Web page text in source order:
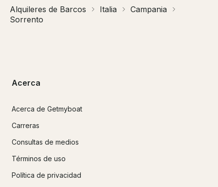
Alquileres de Barcos Italia
Campania
Sorrento
Acerca
Acerca de Getmyboat
Carreras
Consultas de medios
Términos de uso
Política de privacidad